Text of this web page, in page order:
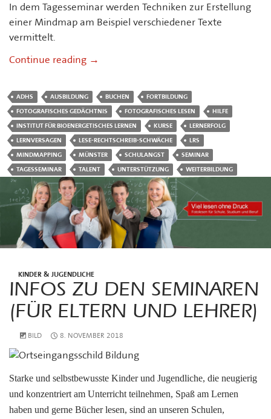
In dem Tagesseminar werden Techniken zur Erstellung
einer Mindmap am Beispiel verschiedener Texte
vermittelt.
Continue reading Tagesseminar II: Mindmapping – mit
→
ADHS AUSBILDUNG BUCHEN
FORTBILDUNG
FOTOGRAFISCHES GEDÄCHTNIS
FOTOGRAFISCHES LESEN
HILFE
INSTITUT FÜR BIOENERGETISCHES LERNEN
KURSE
LERNERFOLG
LERNVERSAGEN
LESE-RECHTSCHREIB-SCHWÄCHE
LRS
MINDMAPPING
MÜNSTER SCHULANGST
SEMINAR
TAGESSEMINAR
TALENT UNTERSTÜTZUNG WEITERBILDUNG
KINDER & JUGENDLICHE
INFOS ZU DEN SEMINAREN
(FÜR ELTERN UND LEHRER)
BILD 8. NOVEMBER 2018
Starke und selbstbewusste Kinder und Jugendliche, die neugierig
und konzentriert am Unterricht teilnehmen, Spaß am Lernen
haben und gerne Bücher lesen, sind an unseren Schulen,